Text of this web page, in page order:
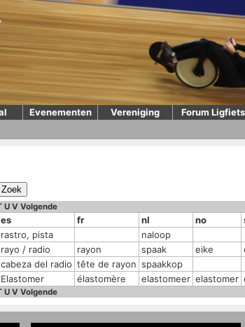
Evenementen Vereniging Forum
U V Volgende
es fr nl no
rastro, pista
naloop
rayo / radio rayon spaak eike
cabeza del radio tête de rayon spaakkop
Elastomer élastomère elastomeer elastomer
U V Volgende